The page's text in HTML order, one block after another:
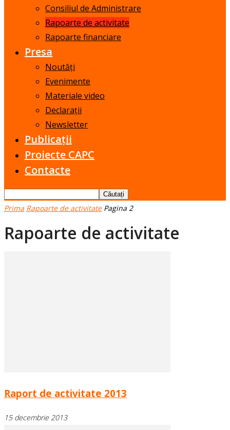
Consiliul de Administrare
Rapoarte de activitate
Rapoarte financiare
Presa
Noutăți
Evenimente
Materiale video
Declarații
Newsletter
Publicații
Proiecte CAPC
Contacte
Prima Rapoarte de activitate Pagina 2
Rapoarte de activitate
Raport de activitate 2013
15 decembrie 2013